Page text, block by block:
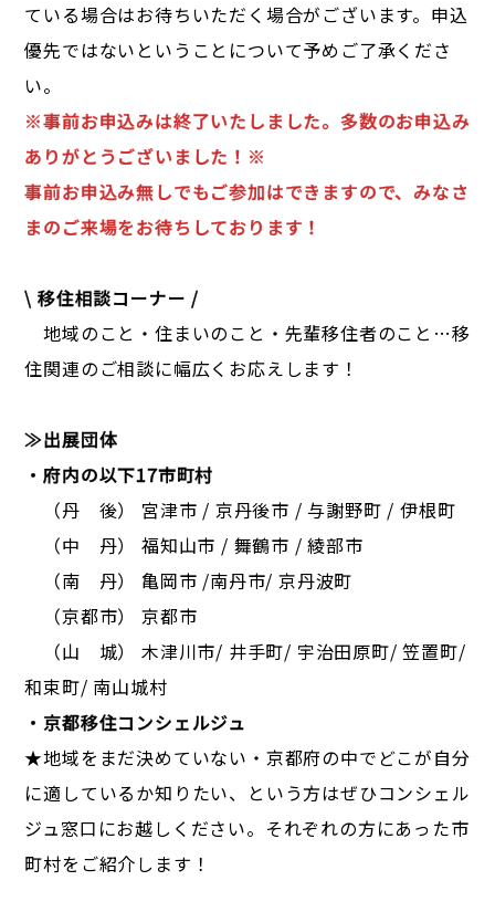
ている場合はお待ちいただく場合がございます。申込
優先ではないということについて予めご了承くださ
い。
※事前お申込みは終了いたしました。多数のお申込み
ありがとうございました！※
事前お申込み無しでもご参加はできますので、みなさ
まのご来場をお待ちしております！
\ 移住相談コーナー /
地域のこと・住まいのこと・先輩移住者のこと…移
住関連のご相談に幅広くお応えします！
≫出展団体
・府内の以下17市町村
（丹 後） 宮津市 / 京丹後市 / 与謝野町 / 伊根町
（中 丹） 福知山市 / 舞鶴市 / 綾部市
（南 丹） 亀岡市 /南丹市/ 京丹波町
（京都市） 京都市
（山 城） 木津川市/ 井手町/ 宇治田原町/ 笠置町/
和束町/ 南山城村
・京都移住コンシェルジュ
★地域をまだ決めていない・京都府の中でどこが自分
に適しているか知りたい、という方はぜひコンシェル
ジュ窓口にお越しください。それぞれの方にあった市
町村をご紹介します！